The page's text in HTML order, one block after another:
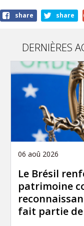
Shareshare share
DERNIÈRES
06 aoû 2026
Le Brésil
patrimoine
fait partie